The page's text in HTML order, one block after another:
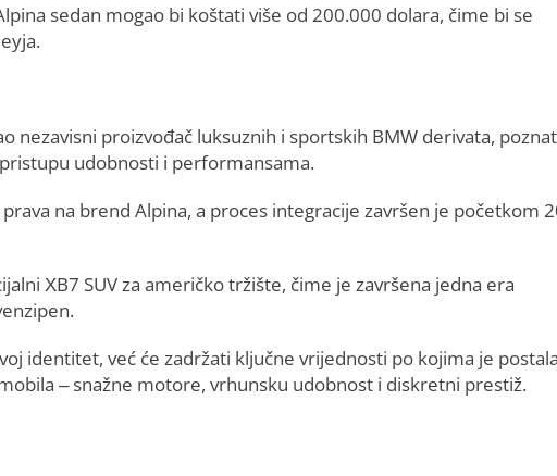
sedan mogao bi koštati više od 200.000 dolara, čime bi se
nezavisni proizvođač luksuznih i sportskih BMW derivata,
udobnosti i performansama.
na brend Alpina, a proces integracije završen je početkom
XB7 SUV za američko tržište, čime je završena jedna era
identitet, već će zadržati ključne vrijednosti po kojima je postala
– snažne motore, vrhunsku udobnost i diskretni prestiž.